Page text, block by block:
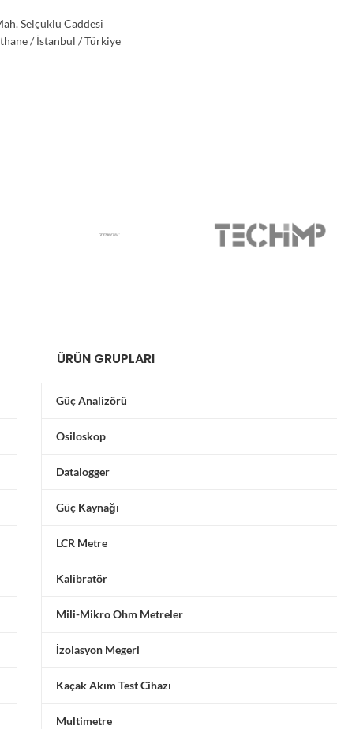
Selçuklu Caddesi
/ İstanbul / Türkiye
ÜRÜN GRUPLARI
Güç Analizörü
Osiloskop
Datalogger
Güç Kaynağı
LCR Metre
Kalibratör
Mili-Mikro Ohm Metreler
İzolasyon Megeri
Kaçak Akım Test Cihazı
Multimetre